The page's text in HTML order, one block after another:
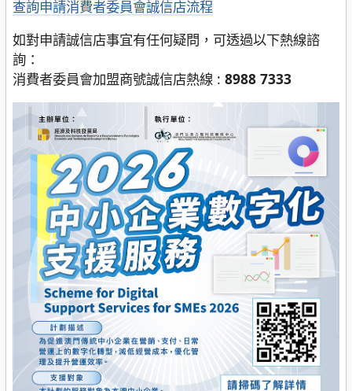
查詢申請消費者委員會誠信店流程
如對申請誠信店事宜有任何疑問，可透過以下熱線諮
詢：
消費者委員會加盟商號誠信店熱線 : 8988 7333